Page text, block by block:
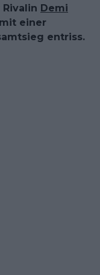
Demi
einer
entriss.